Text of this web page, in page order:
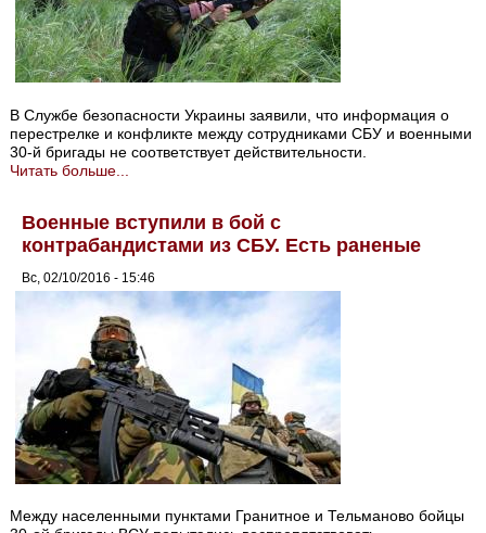
В Службе безопасности Украины заявили, что информация о
перестрелке и конфликте между сотрудниками СБУ и военными
30-й бригады не соответствует действительности.
Читать больше...
Военные вступили в бой с
контрабандистами из СБУ. Есть раненые
Вс, 02/10/2016 - 15:46
Между населенными пунктами Гранитное и Тельманово бойцы